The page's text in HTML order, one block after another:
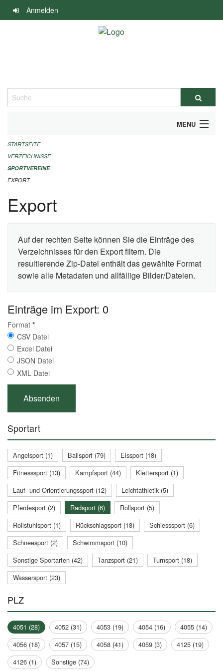
Navigation
überspringen
Anmelden
Suche
MENU
ALLGEMEINE INFORMATIONEN
FINANZIELLE UNTERSTÜTZUNG BENÖTIGT?
KONTAKT
STARTSEITE
VERZEICHNISSE
SPORTVEREINE
EXPORT
Export
Auf der rechten Seite können Sie die Einträge des
Verzeichnisses für den Export filtern. Die
resultierende Zip-Datei enthält das gewählte Format
sowie alle Metadaten und allfällige Bilder/Dateien.
Einträge im Export: 0
Format *
CSV Datei
Excel Datei
JSON Datei
XML Datei
Sportart
Angelsport (1) Ballsport (79)
Eissport (18)
Fitnesssport (13)
Kampfsport (44)
Klettersport (1)
Lauf- und Orientierungssport (12)
Leichtathletik (5)
Pferdesport (2)
Radsport (6)
Rollsport (5)
Rollstuhlsport (1)
Rückschlagsport (18)
Schiesssport (6)
Schneesport (2)
Schwimmsport (10)
Sonstige Sportarten (42)
Tanzsport (21)
Turnsport (18)
Wassersport (23)
PLZ
4051 (28) 4052 (31) 4053 (19) 4054 (16)
4055 (14)
4056 (18)
4057 (15) 4058 (41) 4059 (3)
4125 (19)
4126 (1)
Sonstige (74)